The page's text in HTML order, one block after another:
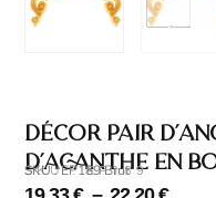
Décor pair
d’acanthe en
SKU : EP189
SKU : EP189 Brut